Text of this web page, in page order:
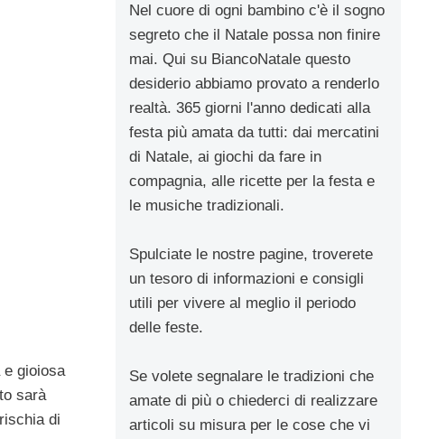
e gioiosa
sarà
di
Nel cuore di ogni bambino c'è il sogno
segreto che il Natale possa non finire
mai. Qui su BiancoNatale questo
desiderio abbiamo provato a renderlo
realtà. 365 giorni l'anno dedicati alla
festa più amata da tutti: dai mercatini
di Natale, ai giochi da fare in
compagnia, alle ricette per la festa e
le musiche tradizionali.
Spulciate le nostre pagine, troverete
un tesoro di informazioni e consigli
utili per vivere al meglio il periodo
delle feste.
Se volete segnalare le tradizioni che
amate di più o chiederci di realizzare
articoli su misura per le cose che vi